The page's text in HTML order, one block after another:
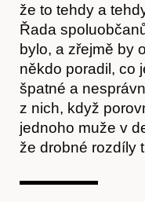
že to tehdy a
Řada
bylo, a zřejmě by
někdo poradil, co
špatné a
z nich, když
jednoho muže v
že drobné rozdíly